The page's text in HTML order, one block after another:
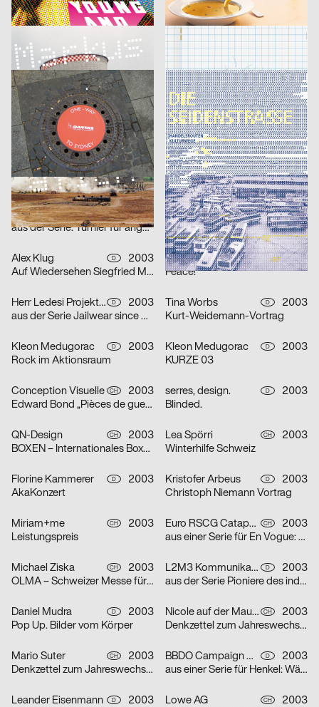
Young and Social
Die Würze im Leben
2003
Steur Fotografieie
Publicis Wien A brand of Publicis Group Austria
2003
Freies Lernen
Publicis Werbeagentur GmbH D
2003
aus einer Serie für Qantas Airways Limited: one-way
Fons Hickmann m23 D
2003
Seidenstraße
D
2003
Seidenstraße
Publicis Werbeagentur GmbH D
2003
Overweight?
Annette Kadatz A
2003
Identity
Publicis Wien A brand of Publicis Group Austria A
2003
Plakatserie Fashion Victim
Georg Schnitzer, Christoph Priglinger, Oliver Laric A
2003
aus der Serie: Turnier für angewandten Fussball 3
Eleonore Bujatti A
2003
aus der Serie: Turnier für angewandten Fussball 3
Alex Klug D
2003
Auf Wiedersehen Siegfried Maser
David Mühlfeld D
2003
Peace!
Herr Ledesi Projekt- und Werbeagentur D
2003
aus der Serie Jailwear since 1898: HAEFTLING Tasche
Tina Worbs D
2003
Kurt-Weidemann-Vortrag
Kleon Medugorac D
2003
Rock im Aktionsraum
Kleon Medugorac D
2003
KURZE 03
Conception Visuelle CH
2003
Edward Bond „Pièces de guerre I-II“
serres, design. D
2003
Blinded.
QN-Design CH
2003
BOXEN – Internationales Boxmeeting
Lea Spörri CH
2003
Winterhilfe Schweiz
Florine Kammerer D
2003
AkaKonzert
Kristofer Arbeus D
2003
Christoph Niemann Vortrag
Miriam+me CH
2003
Leistungspreis
Euro RSCG Catapult AG Switzerland CH
2003
aus einer Serie für En Vogue: Fisch
Michael Ziska CH
2003
OLMA – Schweizer Messe für Land- und Milchwirtschaft 2003
L2M3 Kommunikationsdesign D
2003
aus der Serie Pioniere des industriellen Designs am Bodensee: Champs
Daniel Mudra D
2003
Pop Up. Bilder vom Körper
Nicole auf der Mauer CH
2003
Denkzettel zum Jahreswechsel: Mädchen
Mario Suter CH
2003
Denkzettel zum Jahreswechsel: Öl
BBDO Campaign GmbH Düsseldorf D
2003
aus einer Serie für Henkel: Wäscheklammern
Leander Eisenmann D
2003
Lowe AG CH
2003